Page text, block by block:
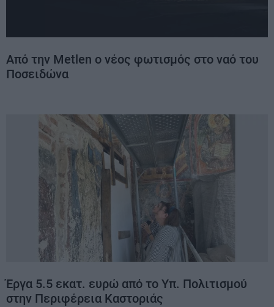
Από την Metlen ο νέος φωτισμός στο ναό του
Ποσειδώνα
Έργα 5.5 εκατ. ευρώ από το Υπ. Πολιτισμού
στην Περιφέρεια Καστοριάς